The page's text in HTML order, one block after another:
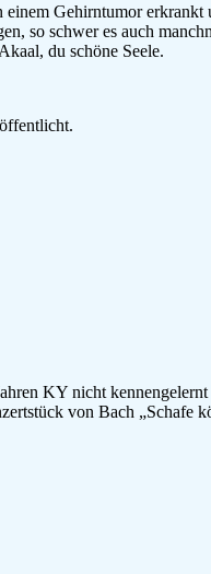
Gehirntumor
so schwer es auch
du schöne Seele.
KY nicht
von Bach „Schafe